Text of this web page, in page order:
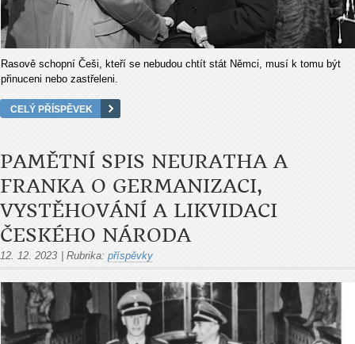
Rasově schopní Češi, kteří se nebudou chtít stát Němci, musí k tomu být
přinuceni nebo zastřeleni.
CELÝ PŘÍSPĚVEK
PAMĚTNÍ SPIS NEURATHA A
FRANKA O GERMANIZACI,
VYSTĚHOVÁNÍ A LIKVIDACI
ČESKÉHO NÁRODA
12. 12. 2023 | Rubrika: příspěvky